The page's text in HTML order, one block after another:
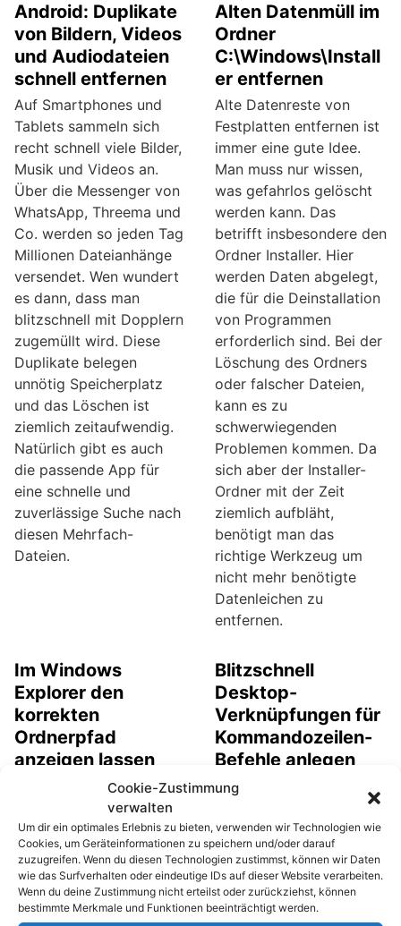
Android: Duplikate
von Bildern, Videos
und Audiodateien
schnell entfernen
Auf Smartphones und
Tablets sammeln sich
recht schnell viele Bilder,
Musik und Videos an.
Über die Messenger von
WhatsApp, Threema und
Co. werden so jeden Tag
Millionen Dateianhänge
versendet. Wen wundert
es dann, dass man
blitzschnell mit Dopplern
zugemüllt wird. Diese
Duplikate belegen
unnötig Speicherplatz
und das Löschen ist
ziemlich zeitaufwendig.
Natürlich gibt es auch
die passende App für
eine schnelle und
zuverlässige Suche nach
diesen Mehrfach-
Dateien.
Alten Datenmüll im
Ordner
C:\Windows\Install
er entfernen
Alte Datenreste von
Festplatten entfernen ist
immer eine gute Idee.
Man muss nur wissen,
was gefahrlos gelöscht
werden kann. Das
betrifft insbesondere den
Ordner Installer. Hier
werden Daten abgelegt,
die für die Deinstallation
von Programmen
erforderlich sind. Bei der
Löschung des Ordners
oder falscher Dateien,
kann es zu
schwerwiegenden
Problemen kommen. Da
sich aber der Installer-
Ordner mit der Zeit
ziemlich aufbläht,
benötigt man das
richtige Werkzeug um
nicht mehr benötigte
Datenleichen zu
entfernen.
Im Windows
Explorer den
korrekten
Ordnerpfad
anzeigen lassen
Der Windows Explorer
zeigt beim Navigieren
durch die Verzeichnisse
in der Adresszeile nur die
logischen Ordnernamen.
Der korrekte Ordnerpfad
wird standardmäßig
Blitzschnell
Desktop-
Verknüpfungen für
Kommandozeilen-
Befehle anlegen
Wer schon einmal mit der
gearbeitet hat, der kennt
den umständlichen Weg
der Startprozedur. Umso
nerviger ist es, wenn
häufig wiederkehrende
Cookie-Zustimmung
verwalten
Um dir ein optimales Erlebnis zu bieten, verwenden wir Technologien wie
Cookies, um Geräteinformationen zu speichern und/oder darauf
zuzugreifen. Wenn du diesen Technologien zustimmst, können wir Daten
wie das Surfverhalten oder eindeutige IDs auf dieser Website verarbeiten.
Wenn du deine Zustimmung nicht erteilst oder zurückziehst, können
bestimmte Merkmale und Funktionen beeinträchtigt werden.